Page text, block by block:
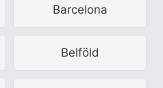
Barcelona
Belföld